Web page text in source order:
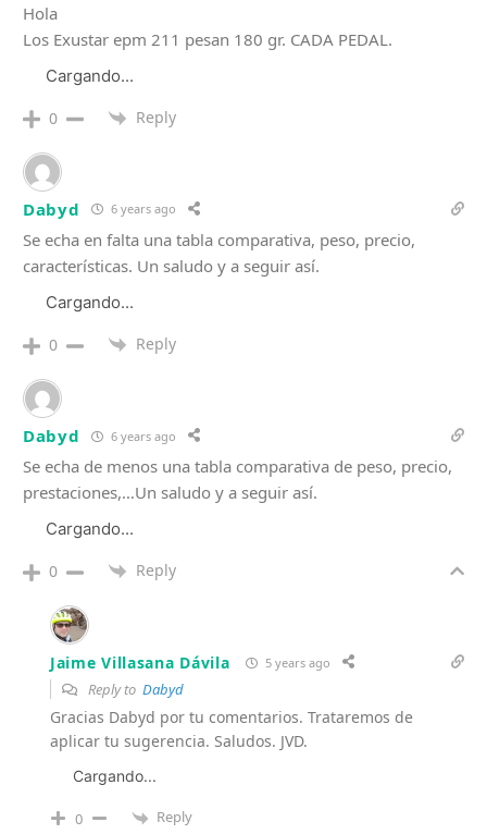
Hola
Los Exustar epm 211 pesan 180 gr. CADA PEDAL.
Cargando...
0 Reply
Dabyd 6 years ago
Se echa en falta una tabla comparativa, peso, precio,
características. Un saludo y a seguir así.
Cargando...
0 Reply
Dabyd 6 years ago
Se echa de menos una tabla comparativa de peso, precio,
prestaciones,…Un saludo y a seguir así.
Cargando...
0 Reply
Jaime Villasana Dávila 5 years ago
Reply to Dabyd
Gracias Dabyd por tu comentarios. Trataremos de
aplicar tu sugerencia. Saludos. JVD.
Cargando...
0 Reply